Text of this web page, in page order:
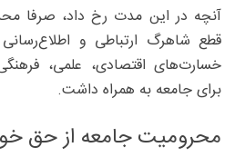
آنچه در این مدت رخ داد، صرفا
قطع شاهرگ ارتباطی و
خسارت‌های اقتصادی، علمی،
برای جامعه به همراه داشت.
محرومیت جامعه از حق